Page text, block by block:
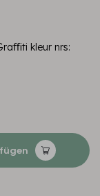
kleur nrs: